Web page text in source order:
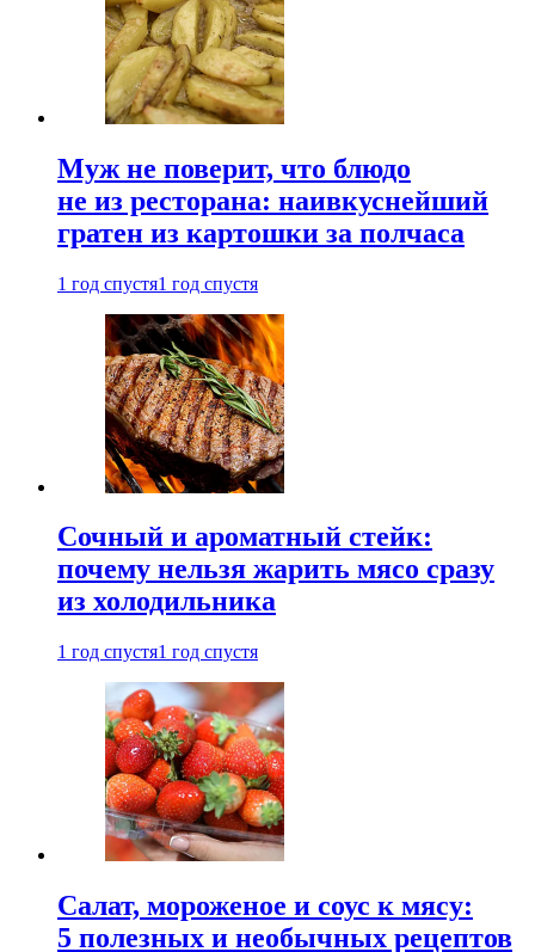
Муж не поверит, что блюдо
не из ресторана: наивкуснейший
гратен из картошки за полчаса
1 год спустя1 год спустя
Сочный и ароматный стейк:
почему нельзя жарить мясо сразу
из холодильника
1 год спустя1 год спустя
Салат, мороженое и соус к мясу:
5 полезных и необычных рецептов